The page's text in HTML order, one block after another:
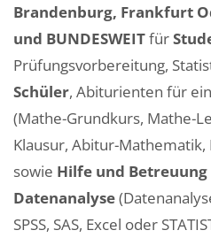
Brandenburg, Frankfurt
und BUNDESWEITfür
Prüfungsvorbereitung,
Schüler, Abiturienten für
(Mathe-Grundkurs, Mathe-
Klausur, Abitur-
sowie Hilfe und
Datenanalyse
SPSS, SAS, Excel oder